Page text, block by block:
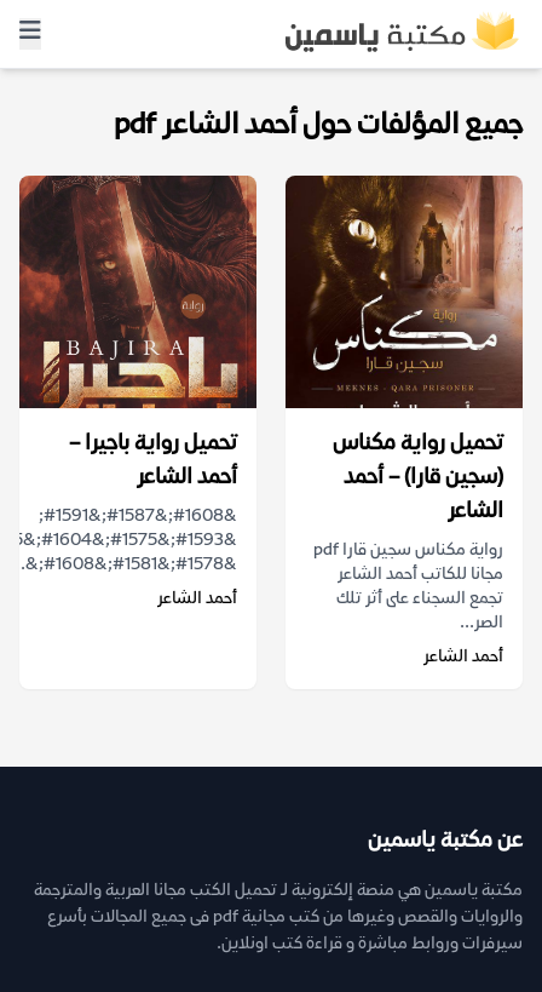
جميع المؤلفات حول أحمد الشاعر pdf
تحميل رواية مكناس
(سجين قارا) – أحمد
الشاعر
رواية مكناس سجين قارا pdf
مجانا للكاتب أحمد الشاعر
تجمع السجناء على أثر تلك
الصر...
أحمد الشاعر
تحميل رواية باجيرا –
أحمد الشاعر
&#1608;&#1587;&#1591;
&#1578;&#1581;&#1608;&...
أحمد الشاعر
عن مكتبة ياسمين
مكتبة ياسمين هي منصة إلكترونية لـ تحميل الكتب مجانا العربية والمترجمة
والروايات والقصص وغيرها من كتب مجانية pdf فى جميع المجالات بأسرع
سيرفرات وروابط مباشرة و قراءة كتب اونلاين.